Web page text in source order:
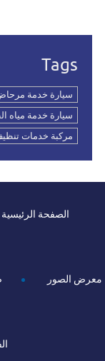
Tags
سيارة خدمة
سيارة خدمة مياه
مركبة خدمات
الصفحة الرئيسية
معرض الصور